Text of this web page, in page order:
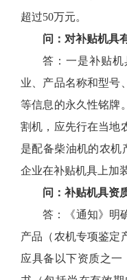
超过50万元。
问：对补贴机具
答：一是补贴
业、产品名称和型号
等信息的永久性铭牌
割机，应先行在当地
是配备柴油机的农机
企业在补贴机具上加
问：补贴机具资
答：《通知》明
产品（农机专项鉴定
应具备以下资质之一